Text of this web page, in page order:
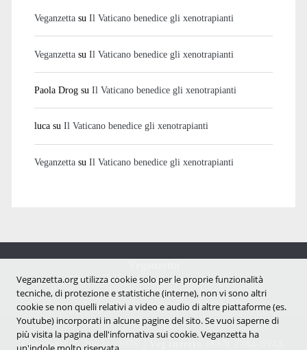
Veganzettasu Il Vaticano benedice gli xenotrapianti
Veganzettasu Il Vaticano benedice gli xenotrapianti
Paola Drogsu Il Vaticano benedice gli xenotrapianti
lucasu Il Vaticano benedice gli xenotrapianti
Veganzettasu Il Vaticano benedice gli xenotrapianti
Notizie dal mondo vegan e antispecista
Copyright © 2007 - 2026 |
Veganzetta.org utilizza cookie solo per le proprie funzionalità
tecniche, di protezione e statistiche (interne), non vi sono altri
cookie se non quelli relativi a video e audio di altre piattaforme (es.
Youtube) incorporati in alcune pagine del sito. Se vuoi saperne di
più visita la pagina dell'infornativa sui cookie. Veganzetta ha